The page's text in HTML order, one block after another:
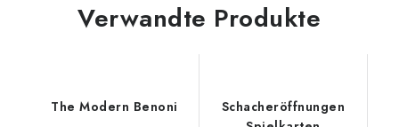
Verwandte Produkte
The Modern Benoni
Schacheröffnungen